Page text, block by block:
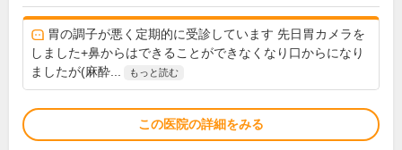
胃の調子が悪く定期的に受診しています 先日胃カメラを
しました+鼻からはできることができなくなり口からになり
ましたが(麻酔...
もっと読む
この医院の詳細をみる